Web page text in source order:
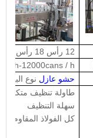
12 رأس 18 رأس 32 رأس
/ h-12000cans / h
حشو عازل نوع البيرة
طاولة تنظيف متكاملة
سهلة التنظيف
كل الفولاذ المقاوم